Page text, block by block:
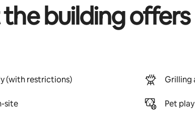
building offers
(with restrictions)
site
Grilling
Pet